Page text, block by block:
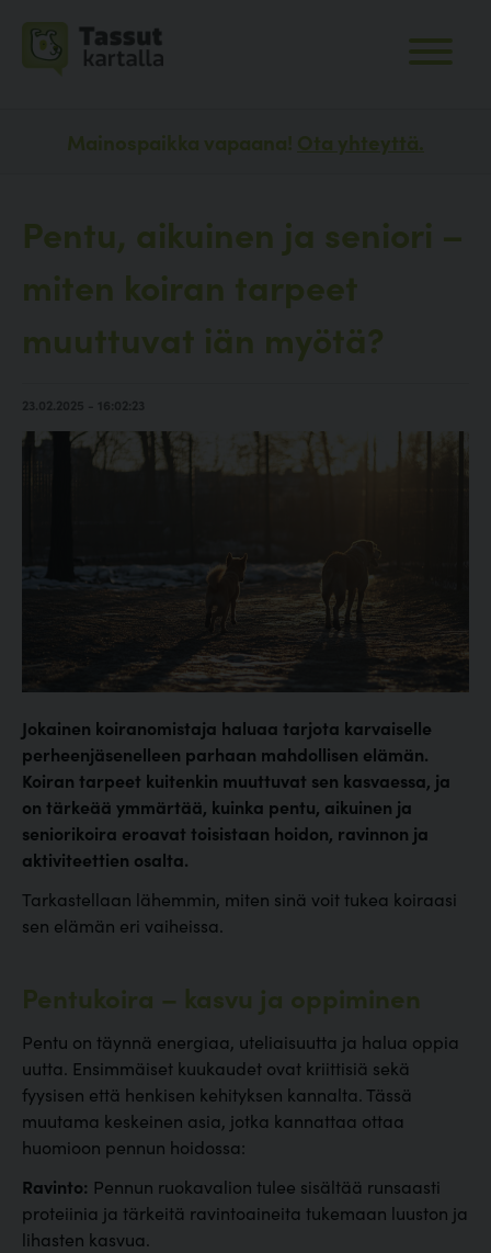
Mainospaikka vapaana! Ota yhteyttä.
Pentu, aikuinen ja seniori –
miten koiran tarpeet
muuttuvat iän myötä?
Jokainen koiranomistaja haluaa tarjota karvaiselle
perheenjäsenelleen parhaan mahdollisen elämän.
Koiran tarpeet kuitenkin muuttuvat sen kasvaessa, ja
on tärkeää ymmärtää, kuinka pentu, aikuinen ja
seniorikoira eroavat toisistaan hoidon, ravinnon ja
aktiviteettien osalta.
Tarkastellaan lähemmin, miten sinä voit tukea koiraasi
sen elämän eri vaiheissa.
Pentukoira – kasvu ja oppiminen
Pentu on täynnä energiaa, uteliaisuutta ja halua oppia
uutta. Ensimmäiset kuukaudet ovat kriittisiä sekä
fyysisen että henkisen kehityksen kannalta. Tässä
muutama keskeinen asia, jotka kannattaa ottaa
huomioon pennun hoidossa:
Ravinto: Pennun ruokavalion tulee sisältää runsaasti
proteiinia ja tärkeitä ravintoaineita tukemaan luuston ja
lihasten kasvua.